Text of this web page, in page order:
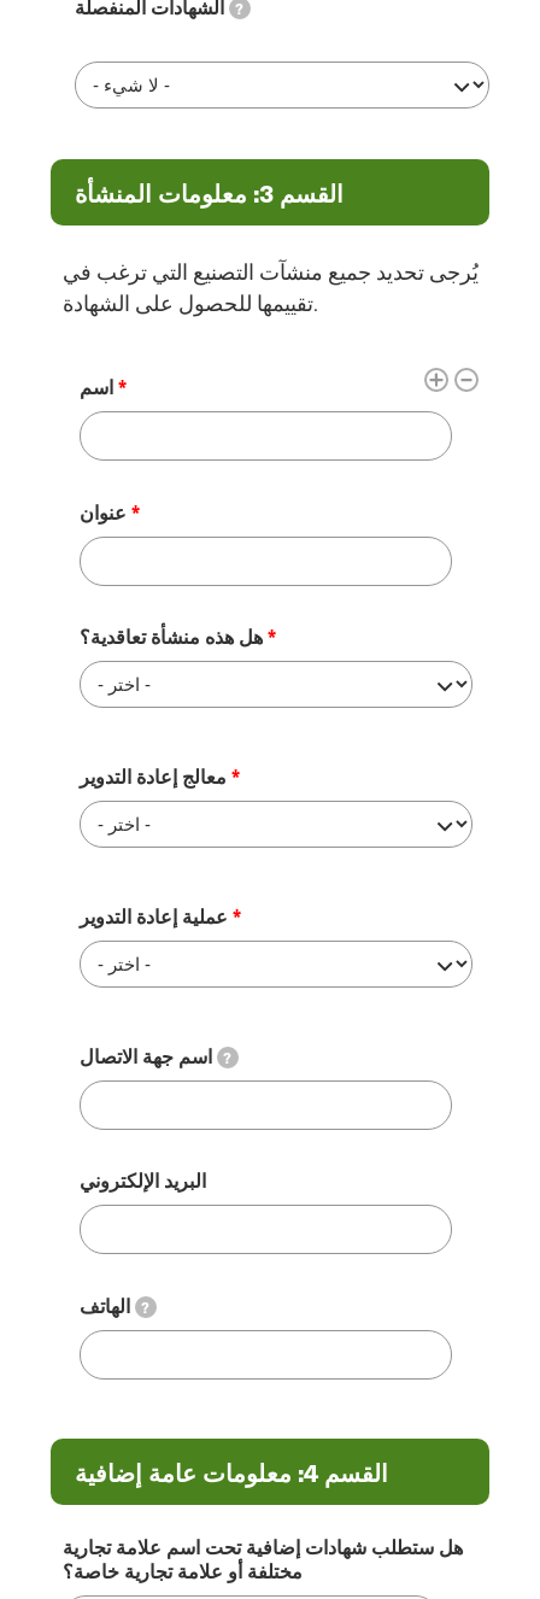
الشهادات المنفصلة ?
القسم 3: معلومات المنشأة
يُرجى تحديد جميع منشآت التصنيع التي ترغب في
تقييمها للحصول على الشهادة.
اسم
عنوان
هل هذه منشأة تعاقدية؟
معالج إعادة التدوير
عملية إعادة التدوير
اسم جهة الاتصال ?
البريد الإلكتروني
الهاتف ?
القسم 4: معلومات عامة إضافية
هل ستطلب شهادات إضافية تحت اسم علامة تجارية
مختلفة أو علامة تجارية خاصة؟